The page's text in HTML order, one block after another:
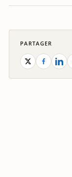
PARTAGER